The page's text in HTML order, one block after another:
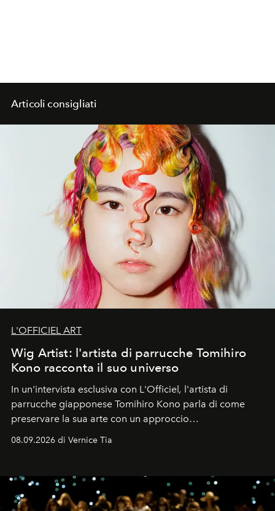
Articoli consigliati
L'OFFICIEL ART
Wig Artist: l'artista di parrucche Tomihiro
Kono racconta il suo universo
In un'intervista esclusiva con L'Officiel, l'artista di
parrucche giapponese Tomihiro Kono parla di come
preservare la sua arte con un approccio
08.09.2026 di Vernice Tia